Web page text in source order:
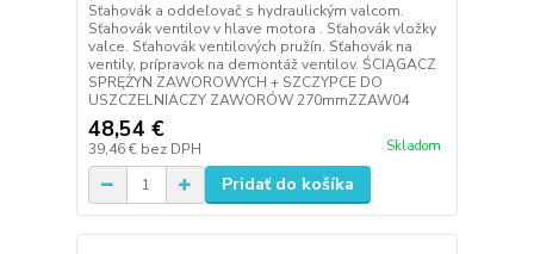
Sťahovák a oddeľovač s hydraulickým valcom.
Sťahovák ventilov v hlave motora . Sťahovák vložky
valce. Sťahovák ventilových pružín. Sťahovák na
ventily, prípravok na demontáž ventilov. ŚCIĄGACZ
SPRĘŻYN ZAWOROWYCH + SZCZYPCE DO
USZCZELNIACZY ZAWORÓW 270mmZZAW04
48,54 €
39,46 € bez DPH Skladom
Pridať do košíka